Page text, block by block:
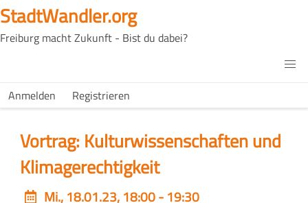
Direkt
zum
Inhalt
StadtWandler.org
Freiburg macht Zukunft - Bist du dabei?
Main
H4C
USER
Anmelden Registrieren
Vortrag: Kulturwissenschaften und
Klimagerechtigkeit
Event
Mi., 18.01.23, 18:00 - 19:30